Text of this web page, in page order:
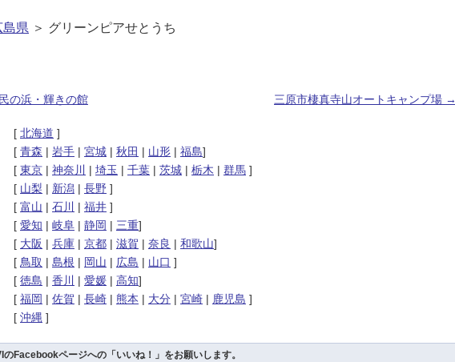
島県 ＞ グリーンピアせとうち
ーション
の浜・輝きの館 三原市棲真寺山オートキャンプ場 →
[ 北海道 ]
[ 青森 | 岩手 | 宮城 | 秋田 | 山形 | 福島]
[ 東京 | 神奈川 | 埼玉 | 千葉 | 茨城 | 栃木 | 群馬 ]
[ 山梨 | 新潟 | 長野 ]
[ 富山 | 石川 | 福井 ]
[ 愛知 | 岐阜 | 静岡 | 三重]
[ 大阪 | 兵庫 | 京都 | 滋賀 | 奈良 | 和歌山]
[ 鳥取 | 島根 | 岡山 | 広島 | 山口 ]
[ 徳島 | 香川 | 愛媛 | 高知]
[ 福岡 | 佐賀 | 長崎 | 熊本 | 大分 | 宮崎 | 鹿児島 ]
[ 沖縄 ]
のFacebookページへの「いいね！」をお願いします。